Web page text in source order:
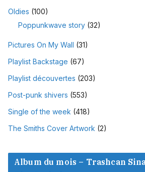
Oldies (100)
Poppunkwave story (32)
Pictures On My Wall (31)
Playlist Backstage (67)
Playlist découvertes (203)
Post-punk shivers (553)
Single of the week (418)
The Smiths Cover Artwork (2)
Album du mois – Trashcan